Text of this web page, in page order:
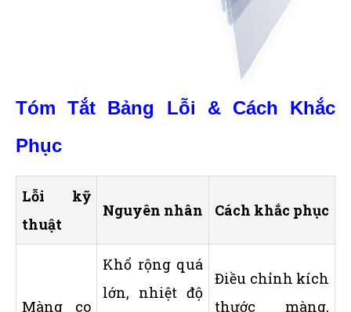
Tóm Tắt Bảng Lỗi & Cách Khắc
Phục
Lỗi kỹ
thuật
Nguyên nhân Cách khắc phục
Màng co
Khổ rộng quá
lớn, nhiệt độ
Điều chỉnh kích
thước màng,